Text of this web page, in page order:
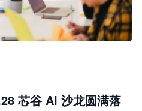
芯谷 AI 沙龙圆满落